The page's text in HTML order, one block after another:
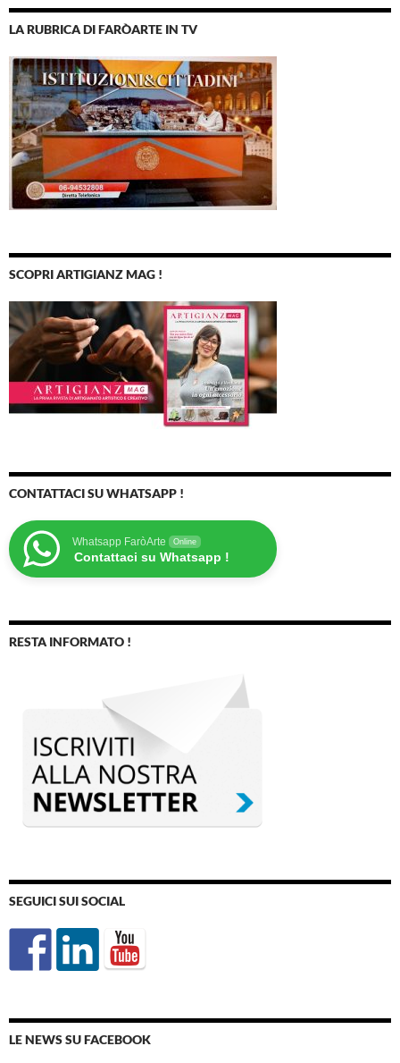
LA RUBRICA DI FARÒARTE IN TV
SCOPRI ARTIGIANZ MAG !
CONTATTACI SU WHATSAPP !
Whatsapp FaròArte Online
Contattaci su Whatsapp !
RESTA INFORMATO !
SEGUICI SUI SOCIAL
LE NEWS SU FACEBOOK